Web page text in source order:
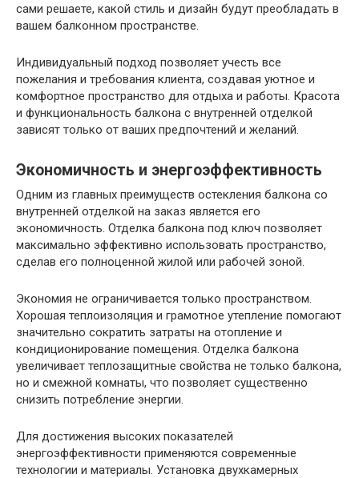
сами решаете, какой стиль и дизайн будут преобладать в
вашем балконном пространстве.
Индивидуальный подход позволяет учесть все
пожелания и требования клиента, создавая уютное и
комфортное пространство для отдыха и работы. Красота
и функциональность балкона с внутренней отделкой
зависят только от ваших предпочтений и желаний.
Экономичность и энергоэффективность
Одним из главных преимуществ остекления балкона со
внутренней отделкой на заказ является его
экономичность. Отделка балкона под ключ позволяет
максимально эффективно использовать пространство,
сделав его полноценной жилой или рабочей зоной.
Экономия не ограничивается только пространством.
Хорошая теплоизоляция и грамотное утепление помогают
значительно сократить затраты на отопление и
кондиционирование помещения. Отделка балкона
увеличивает теплозащитные свойства не только балкона,
но и смежной комнаты, что позволяет существенно
снизить потребление энергии.
Для достижения высоких показателей
энергоэффективности применяются современные
технологии и материалы. Установка двухкамерных